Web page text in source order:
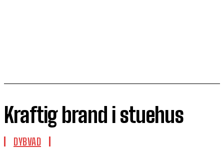
Kraftig brand i stuehus
DYBVAD